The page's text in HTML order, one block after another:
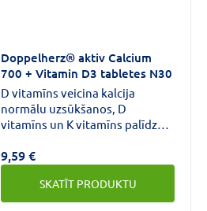
Doppelherz® aktiv Calcium
700 + Vitamin D3 tabletes N30
D vitamīns veicina kalcija
normālu uzsūkšanos, D
vitamīns un K vitamīns palīdz
nepārtraukti atjaunojas, taču
kalcijs organismā neveidojas,
tas pietiekamā daudzumā un
regulāri ir jāuzņem ar uzturu.
9,59 €
SKATĪT PRODUKTU